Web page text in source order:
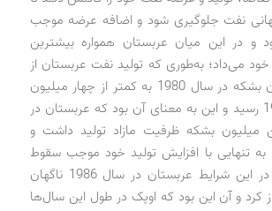
نفت جلوگیری شود و اضافه عرضه موجب
در این میان عربستان همواره بیشترین
می‌داد؛ به‌طوری که تولید نفت عربستان از
بیش از 10 میلیون بشکه در سال 1980 به کمتر از چهار میلیون
بشکه در سال 1985 رسید و این به معنای آن بود که عربستان در
چندین میلیون بشکه ظرفیت مازاد تولید داشت و
تنهایی با افزایش تولید خود موجب سقوط
قیمت نفت شود. در این شرایط عربستان در سال 1986 ناگهان
کرد و آن این بود که اوپک در طول این سال‌ها